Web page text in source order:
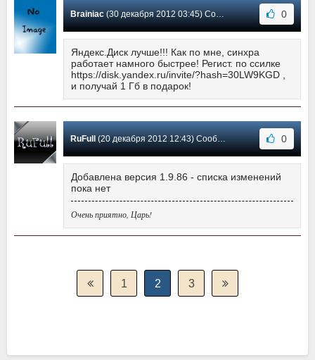
Brainiac(30 декабря 2012 03:45) Сообщение #11 0
Яндекс.Диск лучше!!! Как по мне, синхра
работает намного быстрее! Регист. по ссилке
https://disk.yandex.ru/invite/?hash=30LW9KGD ,
и получай 1 Гб в подарок!
RuFull(20 декабря 2012 12:43) Сообщение #10 0
Добавлена версия 1.9.86 - списка изменений
пока нет
Очень приятно, Царь!
1 2 3